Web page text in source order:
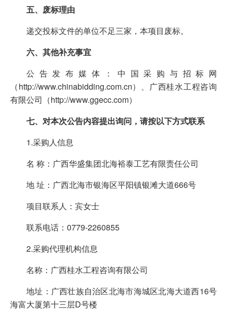
五、废标理由
递交投标文件的单位不足三家，本项目废标。
六、其他补充事宜
公告发布媒体：中国采购与招标网
（http://www.chinabidding.com.cn）、广西桂水工程咨询
有限公司（http://www.ggecc.com）
七、对本次公告内容提出询问，请按以下方式联系
1.采购人信息
名 称：广西华盛集团北海裕泰工艺有限责任公司
地 址：广西北海市银海区平阳镇银滩大道666号
项目联系人：宾女士
联系电话：0779-2260855
2.采购代理机构信息
名称：广西桂水工程咨询有限公司
地址：广西壮族自治区北海市海城区北海大道西16号
海富大厦第十三层D号楼